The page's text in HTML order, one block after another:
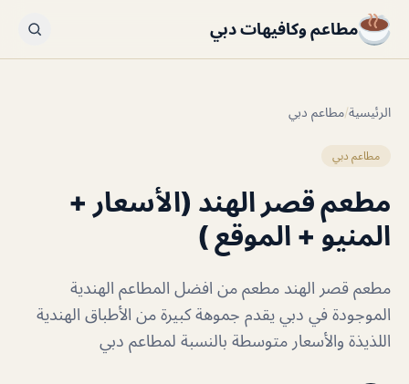
مطاعم وكافيهات دبي
الرئيسية/مطاعم دبي
مطاعم دبي
مطعم قصر الهند (الأسعار +
المنيو + الموقع )
مطعم قصر الهند مطعم من افضل المطاعم الهندية
الموجودة في دبي يقدم جموهة كبيرة من الأطباق الهندية
اللذيذة والأسعار متوسطة بالنسبة لمطاعم دبي